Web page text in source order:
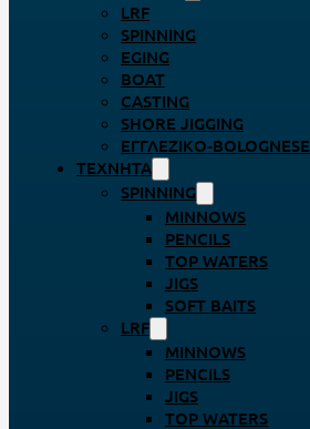
LRF
SPINNING
EGING
BOAT
CASTING
SHORE JIGGING
ΕΓΓΛΈΖΙΚΟ-BOLOGNESE
ΤΕΧΝΗΤΆ
SPINNING
MINNOWS
PENCILS
TOP WATERS
JIGS
SOFT BAITS
LRF
MINNOWS
PENCILS
JIGS
TOP WATERS